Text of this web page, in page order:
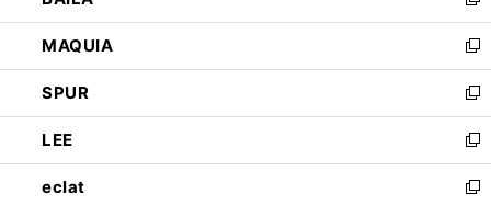
ン
ド
ウ
で
開
く
ウ
ィ
ン
ド
ウ
で
開
く
し
い
ウ
ィ
ン
ド
ウ
で
MAQUIA
新
し
い
ウ
ィ
ン
ド
SPUR
新
し
い
ウ
ィ
LEE
新
し
い
eclat
新